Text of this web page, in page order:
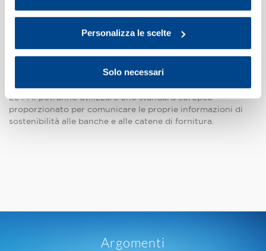
Personalizza le scelte
Solo necessari
volontario per PMI non quotate
Le PMI potranno utilizzare uno standard europeo
proporzionato per comunicare le proprie informazioni di
sostenibilità alle banche e alle catene di fornitura.
Argomenti